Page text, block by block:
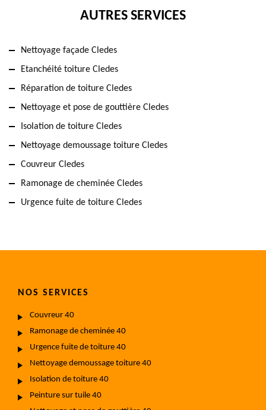
AUTRES SERVICES
Nettoyage façade Cledes
Etanchéité toiture Cledes
Réparation de toiture Cledes
Nettoyage et pose de gouttière Cledes
Isolation de toiture Cledes
Nettoyage demoussage toiture Cledes
Couvreur Cledes
Ramonage de cheminée Cledes
Urgence fuite de toiture Cledes
NOS SERVICES
Couvreur 40
Ramonage de cheminée 40
Urgence fuite de toiture 40
Nettoyage demoussage toiture 40
Isolation de toiture 40
Peinture sur tuile 40